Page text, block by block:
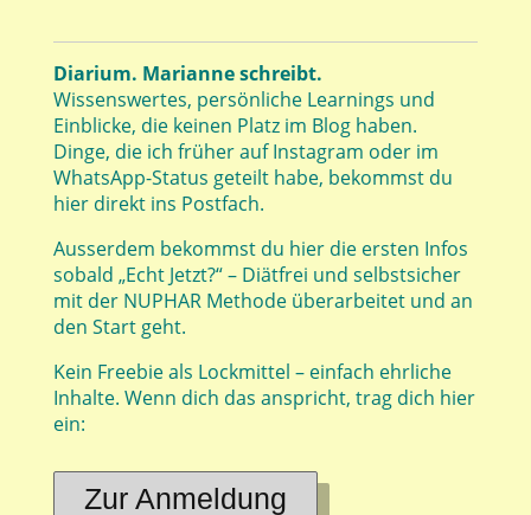
Diarium. Marianne schreibt.
Wissenswertes, persönliche Learnings und
Einblicke, die keinen Platz im Blog haben.
Dinge, die ich früher auf Instagram oder im
WhatsApp-Status geteilt habe, bekommst du
hier direkt ins Postfach.
Ausserdem bekommst du hier die ersten Infos
sobald „Echt Jetzt?“ – Diätfrei und selbstsicher
mit der NUPHAR Methode überarbeitet und an
den Start geht.
Kein Freebie als Lockmittel – einfach ehrliche
Inhalte. Wenn dich das anspricht, trag dich hier
ein:
Zur Anmeldung